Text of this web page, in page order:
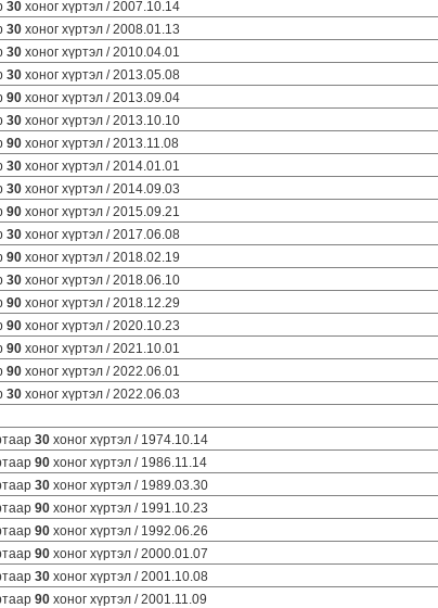
30 хоног хүртэл / 2007.10.14
30 хоног хүртэл / 2008.01.13
30 хоног хүртэл / 2010.04.01
30 хоног хүртэл / 2013.05.08
90 хоног хүртэл / 2013.09.04
30 хоног хүртэл / 2013.10.10
90 хоног хүртэл / 2013.11.08
30 хоног хүртэл / 2014.01.01
30 хоног хүртэл / 2014.09.03
90 хоног хүртэл / 2015.09.21
30 хоног хүртэл / 2017.06.08
90 хоног хүртэл / 2018.02.19
30 хоног хүртэл / 2018.06.10
90 хоног хүртэл / 2018.12.29
90 хоног хүртэл / 2020.10.23
90 хоног хүртэл / 2021.10.01
90 хоног хүртэл / 2022.06.01
30 хоног хүртэл / 2022.06.03
30 хоног хүртэл / 1974.10.14
90 хоног хүртэл / 1986.11.14
30 хоног хүртэл / 1989.03.30
90 хоног хүртэл / 1991.10.23
90 хоног хүртэл / 1992.06.26
90 хоног хүртэл / 2000.01.07
30 хоног хүртэл / 2001.10.08
90 хоног хүртэл / 2001.11.09